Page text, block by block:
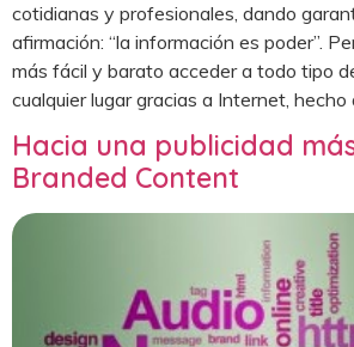
cotidianas y profesionales, dando
afirmación: “la información es poder”.
más fácil y barato acceder a todo tipo
cualquier lugar gracias a Internet, hecho
Hacia una publicidad
Branded Content